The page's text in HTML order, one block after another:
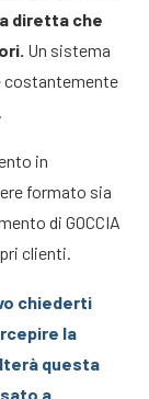
diretta che
Un sistema
costantemente
in
formato sia
di GOCCIA
clienti.
chiederti
la
questa
a